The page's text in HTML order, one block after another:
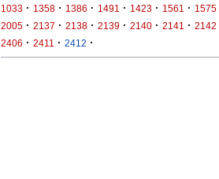
1033 · 1358 · 1386 · 1491 · 1423 · 1561 · 1575
2005 · 2137 · 2138 · 2139 · 2140 · 2141 · 2142
2406 · 2411 · 2412 ·